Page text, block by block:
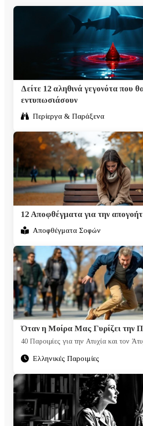
Δείτε 12 αληθινά γεγονότα που
εντυπωσιάσουν
Περίεργα & Παράξενα
12 Αποφθέγματα για την
Αποφθέγματα Σοφών
Όταν η Μοίρα Μας Γυρίζει την
40 Παροιμίες για την Ατυχία και τον
Ελληνικές Παροιμίες